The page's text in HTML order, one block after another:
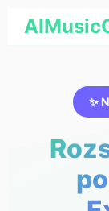
✨